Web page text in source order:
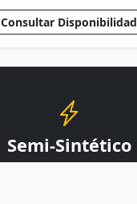
Consultar Disponibilidad
Semi-Sintético